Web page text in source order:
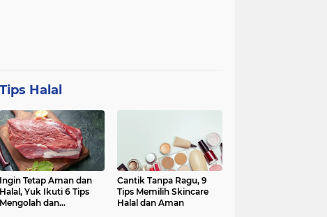
Tips Halal
Ingin Tetap Aman dan
Halal, Yuk Ikuti 6 Tips
Mengolah dan
Cantik Tanpa Ragu, 9
Tips Memilih Skincare
Halal dan Aman